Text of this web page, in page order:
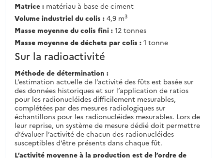
Matrice : matériau à base de ciment
Volume industriel du colis :4,9 m3
Masse moyenne du colis fini : 12 tonnes
Masse moyenne de déchets par colis : 1 tonne
Sur la radioactivité
Méthode de détermination :
L’estimation actuelle de l’activité des fûts est basée sur
des données historiques et sur l’application de ratios
pour les radionucléides difficilement mesurables,
complétées par des mesures radiologiques sur
échantillons pour les radionucléides mesurables. Lors de
leur reprise, un système de mesure dédié doit permettre
d’évaluer l’activité de chacun des radionucléides
susceptibles d’être présents dans chaque fût.
L’activité moyenne à la production est de l’ordre de